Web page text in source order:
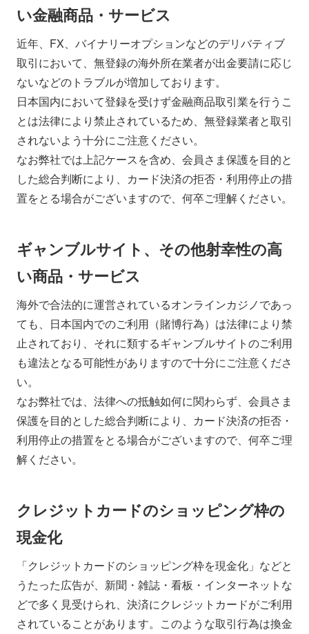
い金融商品・サービス
近年、FX、バイナリーオプションなどのデリバティブ
取引において、無登録の海外所在業者が出金要請に応じ
ないなどのトラブルが増加しております。
日本国内において登録を受けず金融商品取引業を行うこ
とは法律により禁止されているため、無登録業者と取引
されないよう十分にご注意ください。
なお弊社では上記ケースを含め、会員さま保護を目的と
した総合判断により、カード決済の拒否・利用停止の措
置をとる場合がございますので、何卒ご理解ください。
ギャンブルサイト、その他射幸性の高
い商品・サービス
海外で合法的に運営されているオンラインカジノであっ
ても、日本国内でのご利用（賭博行為）は法律により禁
止されており、それに類するギャンブルサイトのご利用
も違法となる可能性がありますので十分にご注意くださ
い。
なお弊社では、法律への抵触如何に関わらず、会員さま
保護を目的とした総合判断により、カード決済の拒否・
利用停止の措置をとる場合がございますので、何卒ご理
解ください。
クレジットカードのショッピング枠の
現金化
「クレジットカードのショッピング枠を現金化」などと
うたった広告が、新聞・雑誌・看板・インターネットな
どで多く見受けられ、決済にクレジットカードがご利用
されていることがあります。このような取引行為は換金